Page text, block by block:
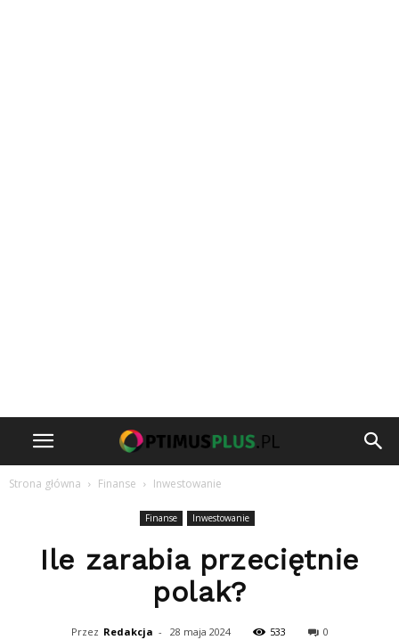
Strona główna Finanse Inwestowanie
Finanse Inwestowanie
Ile zarabia przeciętnie
polak?
Przez Redakcja - 28 maja 2024 533 0